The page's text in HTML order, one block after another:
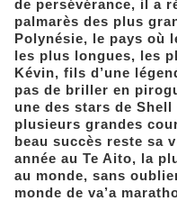
de persévérance, il a
palmarès des plus
Polynésie, le pays où
les plus longues, les
Kévin, fils d’une
pas de briller en
une des stars de Shell
plusieurs grandes
beau succès reste sa
année au Te Aito, la
au monde, sans
monde de va’a